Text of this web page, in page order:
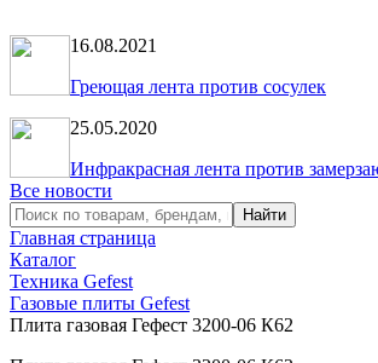
16.08.2021
Греющая лента против сосулек
25.05.2020
Инфракрасная лента против
Все новости
Главная страница
Каталог
Техника Gefest
Газовые плиты Gefest
Плита газовая Гефест 3200-06 К62